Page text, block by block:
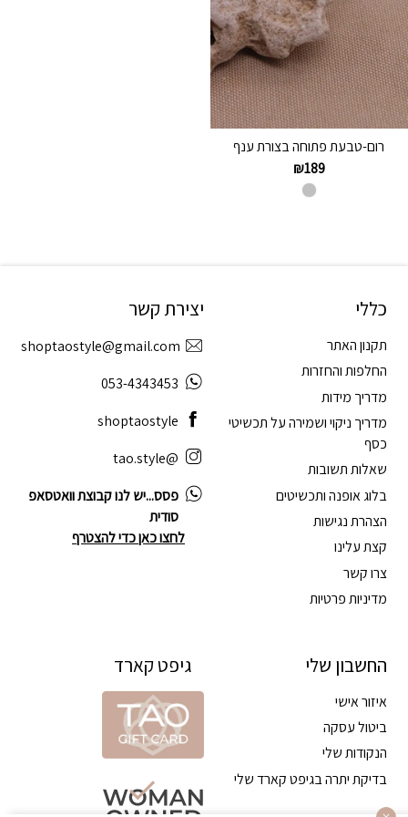
רום-טבעת פתוחה בצורת ענף
₪189
כללי
תקנון האתר
החלפות והחזרות
מדריך מידות
מדריך ניקוי ושמירה על תכשיטי
כסף
שאלות תשובות
בלוג אופנה ותכשיטים
הצהרת נגישות
קצת עלינו
צרו קשר
מדיניות פרטיות
החשבון שלי
איזור אישי
ביטול עסקה
הנקודות שלי
בדיקת יתרה בגיפט קארד שלי
יצירת קשר
shoptaostyle@gmail.com
053-4343453
shoptaostyle
@tao.style
פסס...יש לנו קבוצת וואטסאפ
סודית
לחצו כאן כדי להצטרף
גיפט קארד